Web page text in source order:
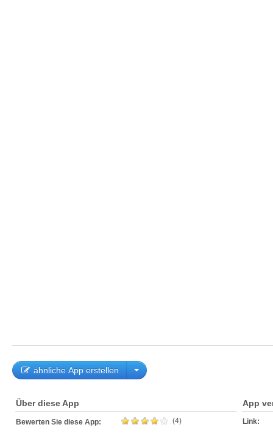
ähnliche App erstellen
Über diese App
Bewerten Sie diese App: (4)
App
Link: